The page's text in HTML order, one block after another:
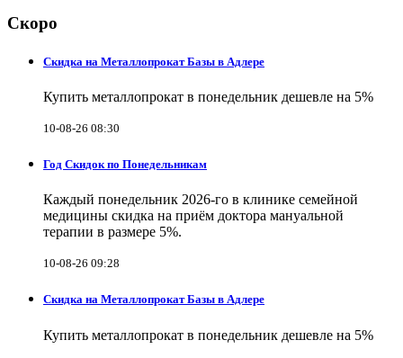
Скоро
Скидка на Металлопрокат Базы в Адлере
Купить металлопрокат в понедельник дешевле на 5%
10-08-26 08:30
Год Скидок по Понедельникам
Каждый понедельник 2026-го в клинике семейной
медицины скидка на приём доктора мануальной
терапии в размере 5%.
10-08-26 09:28
Скидка на Металлопрокат Базы в Адлере
Купить металлопрокат в понедельник дешевле на 5%